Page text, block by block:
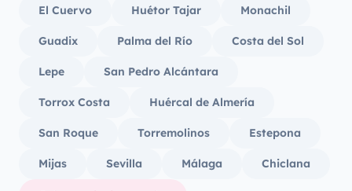
El Cuervo Huétor Tajar Monachil
Guadix Palma del Río Costa del Sol
Lepe San Pedro Alcántara
Torrox Costa Huércal de Almería
San Roque Torremolinos Estepona
Mijas Sevilla Málaga Chiclana